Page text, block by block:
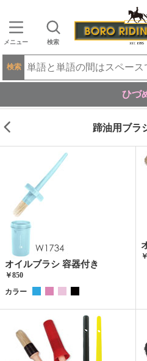
メニュー 検索
検索
ひづ
蹄油用ブラ
オイルブラシ 容器付き
￥850
カラー